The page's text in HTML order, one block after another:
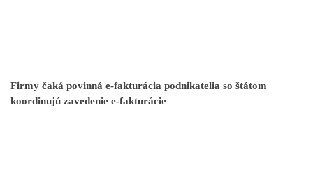
Firmy čaká povinná e-fakturácia podnikatelia so štátom
koordinujú zavedenie e-fakturácie